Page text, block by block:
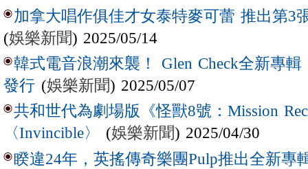
加拿大唱作俱佳才女泰特麥可蕾 推出第3
(娛樂新聞) 2025/05/14
韓式電音浪潮來襲！ Glen Check全新專輯
發行 (娛樂新聞) 2025/05/07
共和世代為劇場版《怪獸8號：Mission
〈Invincible〉
(娛樂新聞) 2025/04/30
睽違24年，英搖傳奇樂團Pulp推出全新專